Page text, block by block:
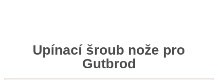
Upínací šroub nože pro
Gutbrod